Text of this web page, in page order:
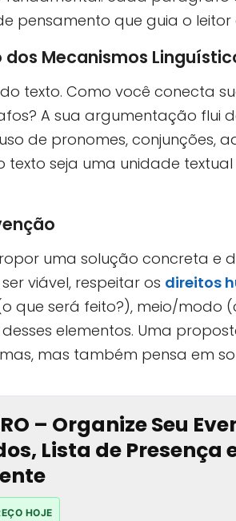
pensamento que guia o leitor
Mecanismos
texto. Como você conecta
A sua argumentação flui
de pronomes, conjunções,
texto seja uma unidade
uma solução concreta e
viável, respeitar os direitos
que será feito?), meio/modo
elementos. Uma
mas também pensa em
– Organize Seu
Lista de Presença
HOJE